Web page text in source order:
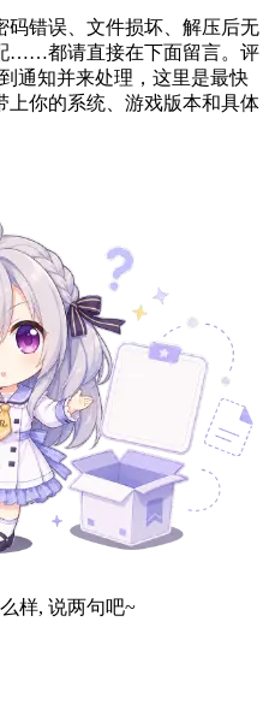
码错误、文件损坏、解压后无
……都请直接在下面留言。评
通知并来处理，这里是最快
上你的系统、游戏版本和具体
样, 说两句吧~